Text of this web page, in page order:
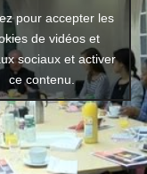
pour accepter les
de vidéos et
sociaux et activer
ce contenu.